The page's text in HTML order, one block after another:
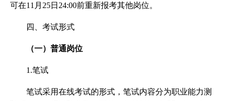
可在11月25日24:00前重新报考其他岗位。
四、考试形式
（一）普通岗位
1.笔试
笔试采用在线考试的形式，笔试内容分为职业能力测